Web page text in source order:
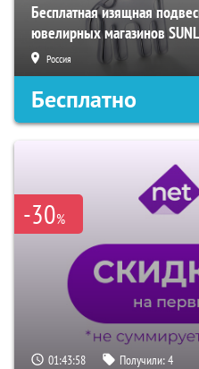
Бесплатная изящная
ювелирных магазинов
Россия
Бесплатно
-30%
01:43:58 Получили:4